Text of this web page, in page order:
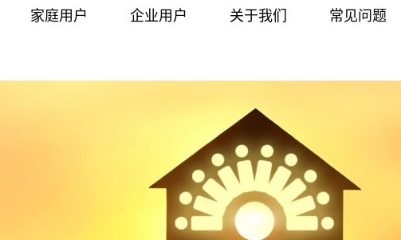
家庭用户 企业用户 关于我们 常见问题